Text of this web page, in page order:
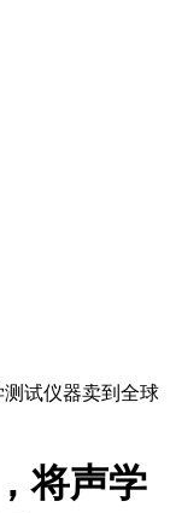
测试仪器卖到全球
将声学